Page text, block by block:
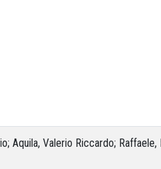
Aquila, Valerio Riccardo; Raffaele,